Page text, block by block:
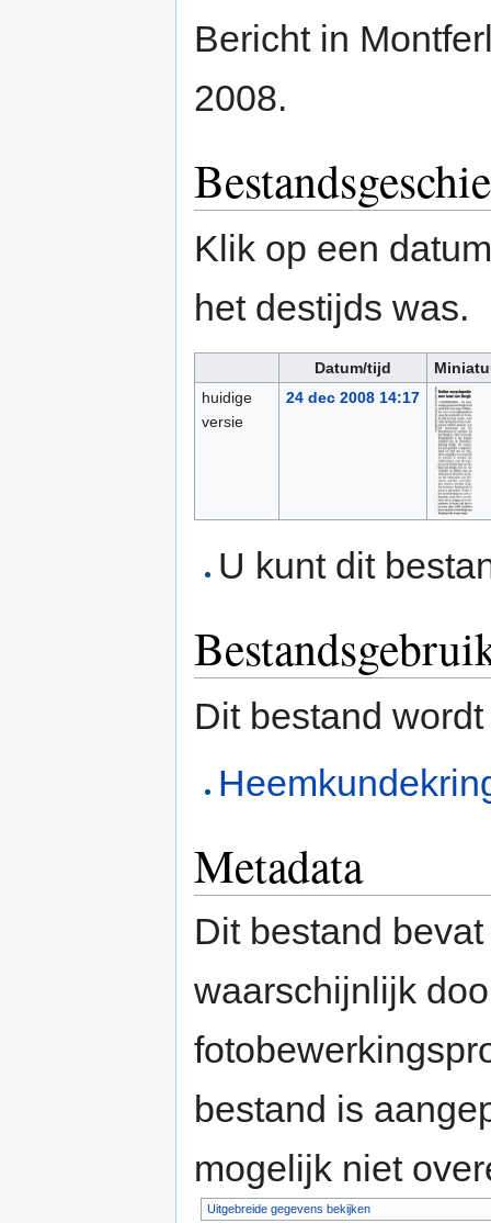
Bericht in
2008.
Klik op een
het destijds was.
Datum/tijd
huidige
versie
24 dec 2008 14:17
U kunt dit
Dit bestand
Metadata
Dit bestand
waarschijnlijk
bestand is
mogelijk niet
Uitgebreide gegevens bekijken